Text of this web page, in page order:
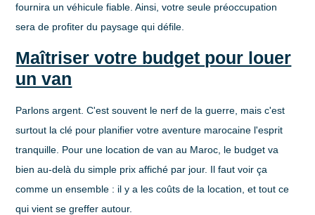
fournira un véhicule fiable. Ainsi, votre seule préoccupation
sera de profiter du paysage qui défile.
Maîtriser votre budget pour louer
un van
Parlons argent. C'est souvent le nerf de la guerre, mais c'est
surtout la clé pour planifier votre aventure marocaine l'esprit
tranquille. Pour une location de van au Maroc, le budget va
bien au-delà du simple prix affiché par jour. Il faut voir ça
comme un ensemble : il y a les coûts de la location, et tout ce
qui vient se greffer autour.